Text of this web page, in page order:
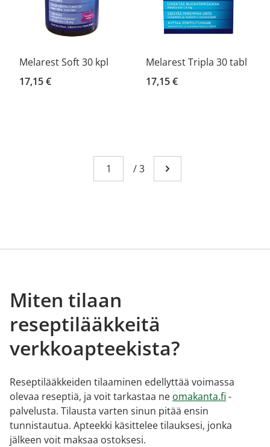
Melarest Soft 30 kpl
17,15 €
Melarest Tripla 30 tabl
17,15 €
Sivu
You're currently reading page 1
/3 Mene seuraavalle
Miten tilaan
reseptilääkkeitä
verkkoapteekista?
Reseptilääkkeiden tilaaminen edellyttää voimassa
olevaa reseptiä, ja voit tarkastaa ne omakanta.fi -
palvelusta. Tilausta varten sinun pitää ensin
tunnistautua. Apteekki käsittelee tilauksesi, jonka
jälkeen voit maksaa ostoksesi.